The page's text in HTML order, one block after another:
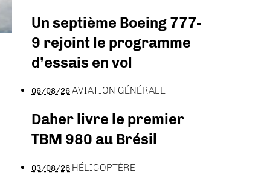
Un septième Boeing 777-
9 rejoint le programme
d’essais en vol
06/08/26AVIATION GÉNÉRALE
Daher livre le premier
TBM 980 au Brésil
03/08/26 HÉLICOPTÈRE